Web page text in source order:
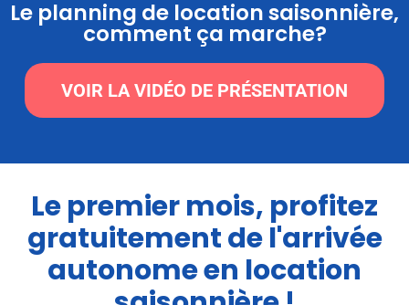
Le planning de location saisonnière,
comment ça marche?
VOIR LA VIDÉO DE PRÉSENTATION
Le premier mois, profitez
gratuitement de l'arrivée
autonome en location